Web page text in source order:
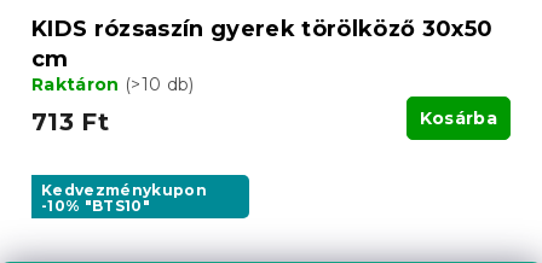
KIDS rózsaszín gyerek törölköző 30x50
cm
Raktáron (>10 db)
713 Ft Kosárba
Kedvezménykupon
-10% "BTS10"